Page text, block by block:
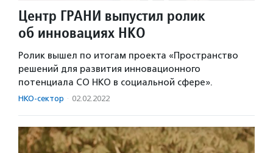
Центр ГРАНИ выпустил ролик
об инновациях НКО
Ролик вышел по итогам проекта «Пространство
решений для развития инновационного
потенциала СО НКО в социальной сфере».
НКО-сектор · 02.02.2022